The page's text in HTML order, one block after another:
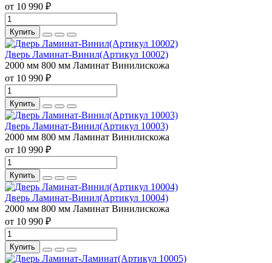
от 10 990 ₽
Купить
Дверь Ламинат-Винил(Артикул 10002)
2000 мм 800 мм Ламинат Винилискожа
от 10 990 ₽
Купить
Дверь Ламинат-Винил(Артикул 10003)
2000 мм 800 мм Ламинат Винилискожа
от 10 990 ₽
Купить
Дверь Ламинат-Винил(Артикул 10004)
2000 мм 800 мм Ламинат Винилискожа
от 10 990 ₽
Купить